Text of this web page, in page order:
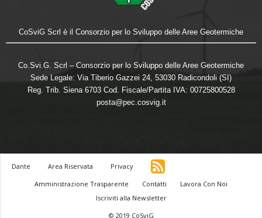
CoSviG Scrl è il Consorzio per lo Sviluppo delle Aree Geotermiche
Co.Svi.G. Scrl – Consorzio per lo Sviluppo delle Aree Geotermiche
Sede Legale: Via Tiberio Gazzei 24, 53030 Radicondoli (SI)
Reg. Trib. Siena 6703 Cod. Fiscale/Partita IVA: 00725800528
posta@pec.cosvig.it
Dante Area Riservata
Privacy
Amministrazione Trasparente
Contatti
Lavora Con Noi
Iscriviti alla Newsletter
© 2019 CoSviG